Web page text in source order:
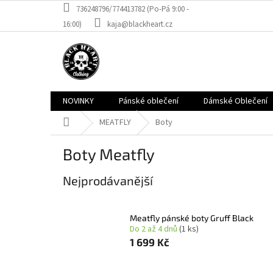
obsah
736248796/774413782 (Po-Pá 9:00 -
16:00)
kaja@blackheart.cz
NOVINKY Pánské oblečení Dámské Oblečení
Domů MEATFLY Boty
Boty Meatfly
Nejprodávanější
Meatfly pánské boty Gruff Black
Do 2 až 4 dnů (1 ks)
1 699 Kč